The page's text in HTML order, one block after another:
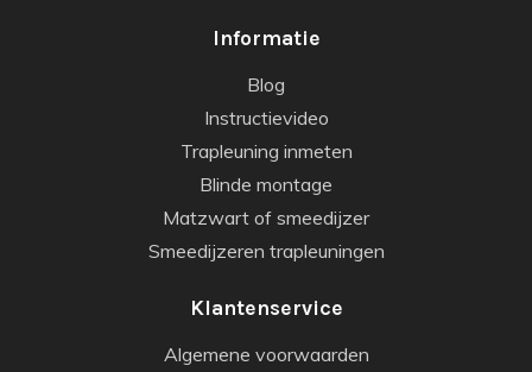
Informatie
Blog
Instructievideo
Trapleuning inmeten
Blinde montage
Matzwart of smeedijzer
Smeedijzeren trapleuningen
Klantenservice
Algemene voorwaarden